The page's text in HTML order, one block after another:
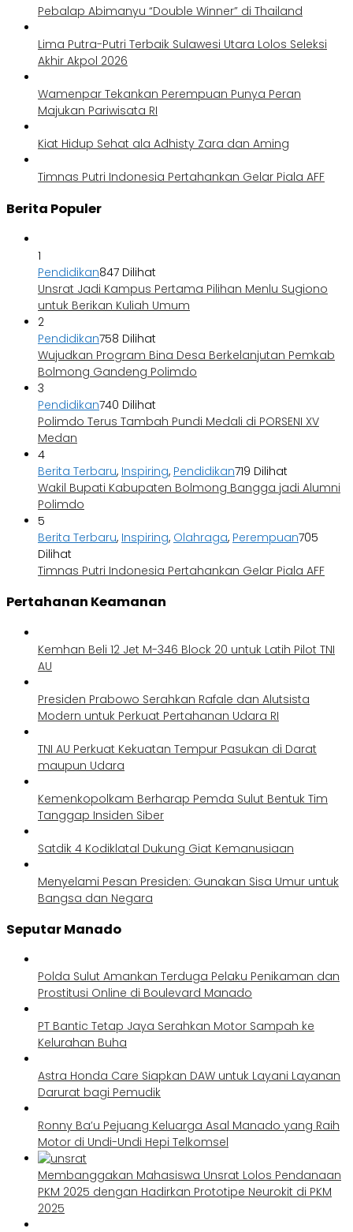
Pebalap Abimanyu “Double Winner” di Thailand
Lima Putra-Putri Terbaik Sulawesi Utara Lolos Seleksi
Akhir Akpol 2026
Wamenpar Tekankan Perempuan Punya Peran
Majukan Pariwisata RI
Kiat Hidup Sehat ala Adhisty Zara dan Aming
Timnas Putri Indonesia Pertahankan Gelar Piala AFF
Berita Populer
1
Pendidikan847 Dilihat
Unsrat Jadi Kampus Pertama Pilihan Menlu Sugiono
untuk Berikan Kuliah Umum
2
Pendidikan758 Dilihat
Wujudkan Program Bina Desa Berkelanjutan Pemkab
Bolmong Gandeng Polimdo
3
Pendidikan740 Dilihat
Polimdo Terus Tambah Pundi Medali di PORSENI XV
Medan
4
Berita Terbaru, Inspiring, Pendidikan719 Dilihat
Wakil Bupati Kabupaten Bolmong Bangga jadi Alumni
Polimdo
5
Berita Terbaru, Inspiring, Olahraga, Perempuan705
Dilihat
Timnas Putri Indonesia Pertahankan Gelar Piala AFF
Pertahanan Keamanan
Kemhan Beli 12 Jet M-346 Block 20 untuk Latih Pilot TNI
AU
Presiden Prabowo Serahkan Rafale dan Alutsista
Modern untuk Perkuat Pertahanan Udara RI
TNI AU Perkuat Kekuatan Tempur Pasukan di Darat
maupun Udara
Kemenkopolkam Berharap Pemda Sulut Bentuk Tim
Tanggap Insiden Siber
Satdik 4 Kodiklatal Dukung Giat Kemanusiaan
Menyelami Pesan Presiden: Gunakan Sisa Umur untuk
Bangsa dan Negara
Seputar Manado
Polda Sulut Amankan Terduga Pelaku Penikaman dan
Prostitusi Online di Boulevard Manado
PT Bantic Tetap Jaya Serahkan Motor Sampah ke
Kelurahan Buha
Astra Honda Care Siapkan DAW untuk Layani Layanan
Darurat bagi Pemudik
Ronny Ba’u Pejuang Keluarga Asal Manado yang Raih
Motor di Undi-Undi Hepi Telkomsel
Membanggakan Mahasiswa Unsrat Lolos Pendanaan
PKM 2025 dengan Hadirkan Prototipe Neurokit di PKM
2025